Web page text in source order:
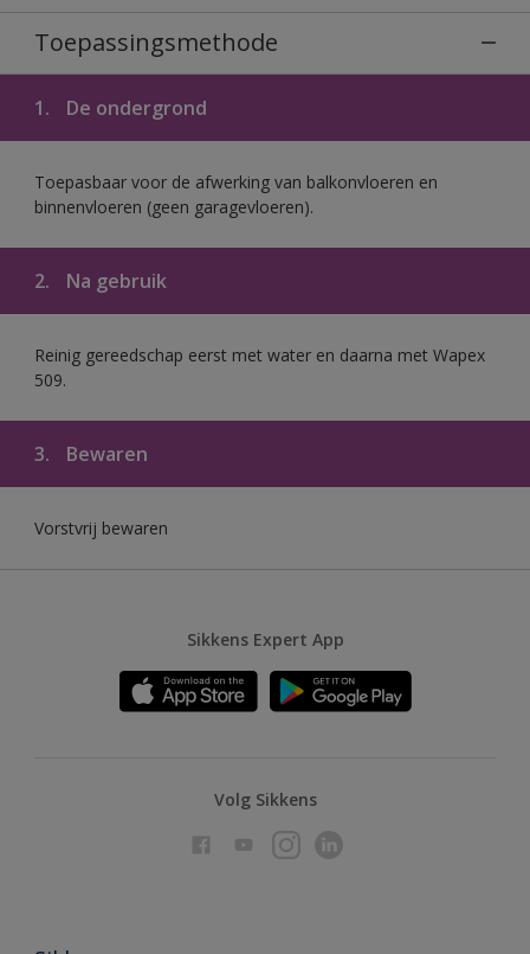
Toepassingsmethode
1. De ondergrond
Toepasbaar voor de afwerking van balkonvloeren en
binnenvloeren (geen garagevloeren).
2. Na gebruik
Reinig gereedschap eerst met water en daarna met Wapex
509.
3. Bewaren
Vorstvrij bewaren
Sikkens Expert App
Volg Sikkens